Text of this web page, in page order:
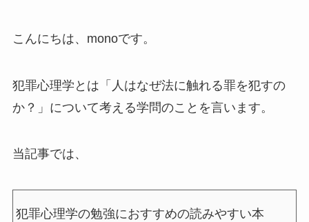
こんにちは、monoです。
犯罪心理学とは「人はなぜ法に触れる罪を犯すの
か？」について考える学問のことを言います。
当記事では、
犯罪心理学の勉強におすすめの読みやすい本